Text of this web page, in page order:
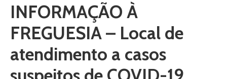
Serviços
Notícias
Contactos
INFORMAÇÃO À
FREGUESIA – Local de
atendimento a casos